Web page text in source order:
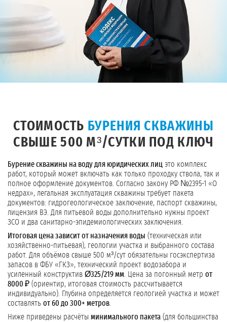
СТОИМОСТЬ БУРЕНИЯ СКВАЖИНЫ
СВЫШЕ 500 М³/СУТКИ ПОД КЛЮЧ
Бурение скважины на воду для юридических лиц это комплекс
работ, который может включать как только проходку ствола, так и
полное оформление документов. Согласно закону РФ №2395-1 «О
недрах», легальная эксплуатация скважины требует пакета
документов: гидрогеологическое заключение, паспорт скважины,
лицензия ВЭ. Для питьевой воды дополнительно нужны проект
ЗСО и два санитарно-эпидемиологических заключения.
Итоговая цена зависит от назначения воды (техническая или
хозяйственно-питьевая), геологии участка и выбранного состава
работ. Для объёмов свыше 500 м³/сут обязательны госэкспертиза
запасов в ФБУ «ГКЗ», технический проект водозабора и
усиленный конструктив Ø325/219 мм . Цена за погонный метр от
8000 ₽ (ориентир, итоговая стоимость рассчитывается
индивидуально). Глубина определяется геологией участка и может
составлять от 60 до 300+ метров
Ниже приведены расчёты минимального пакета (для большинства